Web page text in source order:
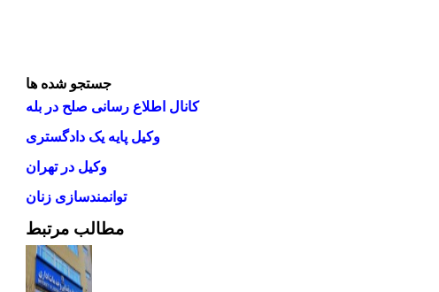
جستجو شده ها
کانال اطلاع رسانی صلح در بله
وکیل پایه یک دادگستری
وکیل در تهران
توانمندسازی زنان
مطالب مرتبط